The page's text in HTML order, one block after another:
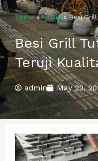
Home»Artikel»Besi
Besi Grill
Teruji
admin May 29,